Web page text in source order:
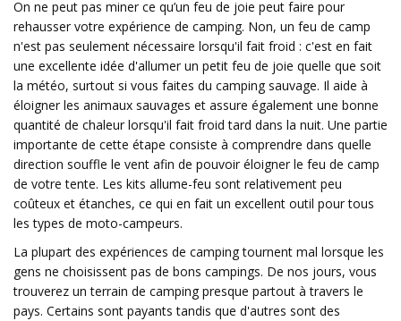
On ne peut pas miner ce qu’un feu de joie peut faire pour
rehausser votre expérience de camping. Non, un feu de camp
n'est pas seulement nécessaire lorsqu'il fait froid : c'est en fait
une excellente idée d'allumer un petit feu de joie quelle que soit
la météo, surtout si vous faites du camping sauvage. Il aide à
éloigner les animaux sauvages et assure également une bonne
quantité de chaleur lorsqu'il fait froid tard dans la nuit. Une partie
importante de cette étape consiste à comprendre dans quelle
direction souffle le vent afin de pouvoir éloigner le feu de camp
de votre tente. Les kits allume-feu sont relativement peu
coûteux et étanches, ce qui en fait un excellent outil pour tous
les types de moto-campeurs.
La plupart des expériences de camping tournent mal lorsque les
gens ne choisissent pas de bons campings. De nos jours, vous
trouverez un terrain de camping presque partout à travers le
pays. Certains sont payants tandis que d'autres sont des